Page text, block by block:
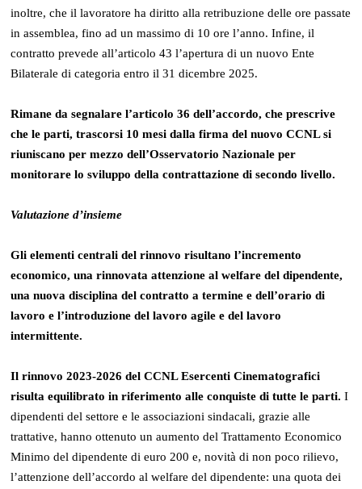
inoltre, che il lavoratore ha diritto alla retribuzione delle ore passate
in assemblea, fino ad un massimo di 10 ore l’anno. Infine, il
contratto prevede all’articolo 43 l’apertura di un nuovo Ente
Bilaterale di categoria entro il 31 dicembre 2025.
Rimane da segnalare l’articolo 36 dell’accordo, che prescrive
che le parti, trascorsi 10 mesi dalla firma del nuovo CCNL si
riuniscano per mezzo dell’Osservatorio Nazionale per
monitorare lo sviluppo della contrattazione di secondo livello.
Valutazione d’insieme
Gli elementi centrali del rinnovo risultano l’incremento
economico, una rinnovata attenzione al welfare del dipendente,
una nuova disciplina del contratto a termine e dell’orario di
lavoro e l’introduzione del lavoro agile e del lavoro
intermittente.
Il rinnovo 2023-2026 del CCNL Esercenti Cinematografici
risulta equilibrato in riferimento alle conquiste di tutte le parti. I
dipendenti del settore e le associazioni sindacali, grazie alle
trattative, hanno ottenuto un aumento del Trattamento Economico
Minimo del dipendente di euro 200 e, novità di non poco rilievo,
l’attenzione dell’accordo al welfare del dipendente: una quota dei